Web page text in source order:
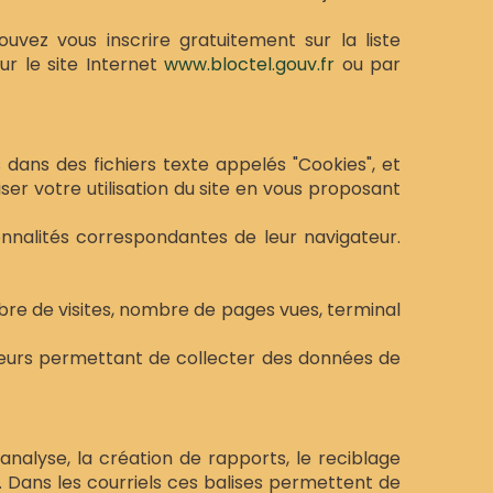
vous inscrire gratuitement sur la liste
le site Internetwww.bloctel.gouv.fr ou par
des fichiers texte appelés "Cookies", et
votre utilisation du site en vous proposant
correspondantes de leur navigateur.
de visites, nombre de pages vues, terminal
permettant de collecter des données de
la création de rapports, le reciblage
les courriels ces balises permettent de